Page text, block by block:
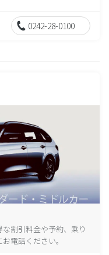
0242-28-0100
割引料金や予約、乗り
電話ください。